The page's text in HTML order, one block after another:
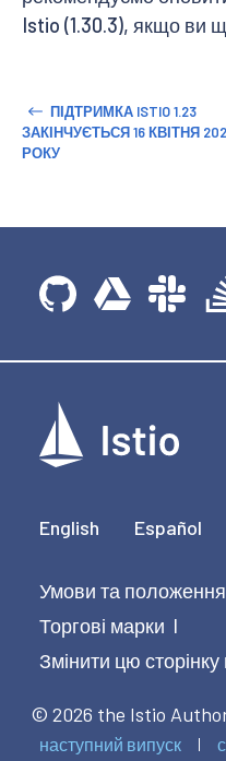
Istio (1.30.3), якщо ви
ПІДТРИМКА ISTIO 1.23
ЗАКІНЧУЄТЬСЯ 16 КВІТНЯ
РОКУ
English Español
Умови та положення
Торгові марки |
Змінити цю
© 2026 the Istio
наступний випуск